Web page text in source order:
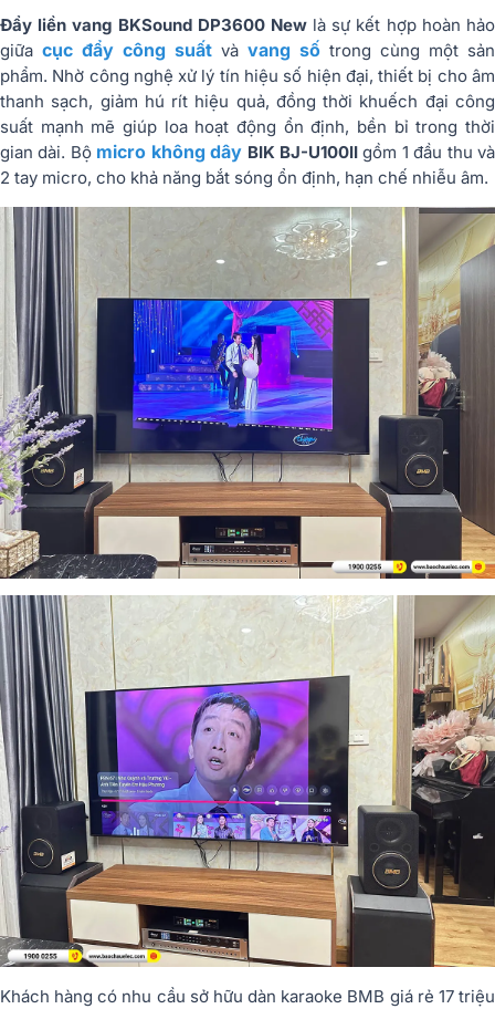
Đẩy liền vang BKSound DP3600 New là sự kết hợp hoàn hảo
giữa cục đẩy công suất và vang số trong cùng một sản
phẩm. Nhờ công nghệ xử lý tín hiệu số hiện đại, thiết bị cho âm
thanh sạch, giảm hú rít hiệu quả, đồng thời khuếch đại công
suất mạnh mẽ giúp loa hoạt động ổn định, bền bỉ trong thời
gian dài. Bộ micro không dây BIK BJ-U100IIgồm 1 đầu thu và
2 tay micro, cho khả năng bắt sóng ổn định, hạn chế nhiễu âm.
Khách hàng có nhu cầu sở hữu dàn karaoke BMB giá rẻ 17 triệu